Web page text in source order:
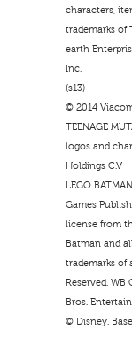
characters,
trademarks of
earth
Inc.
(s13)
© 2014
TEENAGE
logos and
Holdings C.V
LEGO
Games
license from
Batman and
trademarks of
Reserved. WB
Bros.
© Disney.